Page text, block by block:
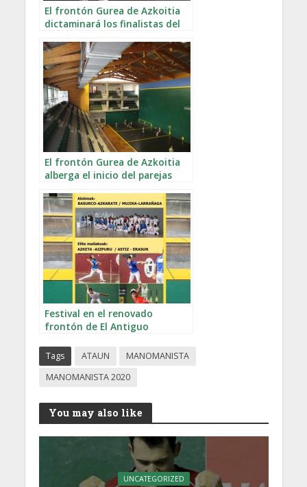
El frontón Gurea de Azkoitia
dictaminará los finalistas del
El frontón Gurea de Azkoitia
alberga el inicio del parejas
Festival en el renovado
frontón de El Antiguo
Tags ATAUN
MANOMANISTA
MANOMANISTA 2020
You may also like
UNCATEGORIZED